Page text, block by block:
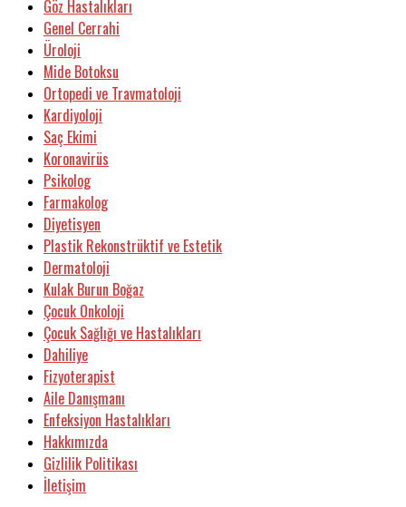
Göz Hastalıkları
Genel Cerrahi
Üroloji
Mide Botoksu
Ortopedi ve Travmatoloji
Kardiyoloji
Saç Ekimi
Koronavirüs
Psikolog
Farmakolog
Diyetisyen
Plastik Rekonstrüktif ve Estetik
Dermatoloji
Kulak Burun Boğaz
Çocuk Onkoloji
Çocuk Sağlığı ve Hastalıkları
Dahiliye
Fizyoterapist
Aile Danışmanı
Enfeksiyon Hastalıkları
Hakkımızda
Gizlilik Politikası
İletişim